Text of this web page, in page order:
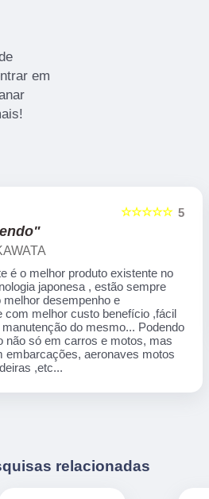
em
5
☆☆☆☆☆
é o melhor produto existente no
japonesa , estão sempre
melhor desempenho e
com melhor custo benefício ,fácil
do mesmo... Podendo
não só em carros e motos, mas
embarcações, aeronaves motos
,etc...
relacionadas